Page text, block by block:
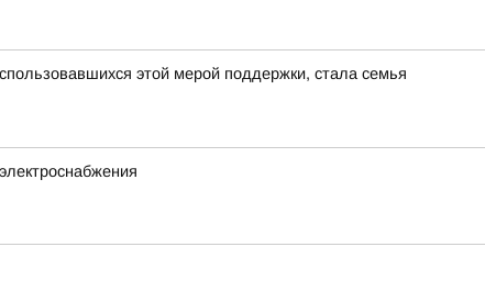
этой мерой поддержки, стала семья